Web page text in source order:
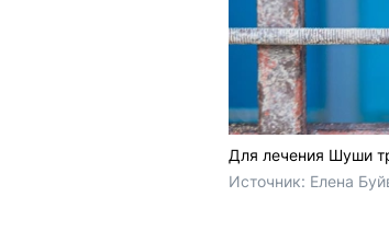
Для лечения Шуши
Источник: Елена